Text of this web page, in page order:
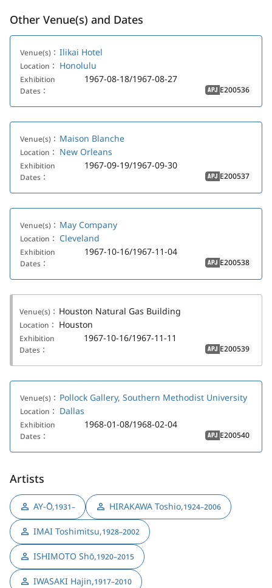
Other Venue(s) and Dates
Venue(s)： Ilikai Hotel
Location： Honolulu
Exhibition
Dates：
1967-08-18/1967-08-27
APJ E200536
Venue(s)： Maison Blanche
Location： New Orleans
Exhibition
Dates：
1967-09-19/1967-09-30
APJ E200537
Venue(s)： May Company
Location： Cleveland
Exhibition
Dates：
1967-10-16/1967-11-04
APJ E200538
Venue(s)： Houston Natural Gas Building
Location： Houston
Exhibition
Dates：
1967-10-16/1967-11-11
APJ E200539
Venue(s)： Pollock Gallery, Southern Methodist University
Location： Dallas
Exhibition
Dates：
1968-01-08/1968-02-04
APJ E200540
Artists
AY-Ō,1931– HIRAKAWA Toshio,1924–2006
IMAI Toshimitsu,1928–2002
ISHIMOTO Shō,1920–2015
IWASAKI Hajin,1917–2010